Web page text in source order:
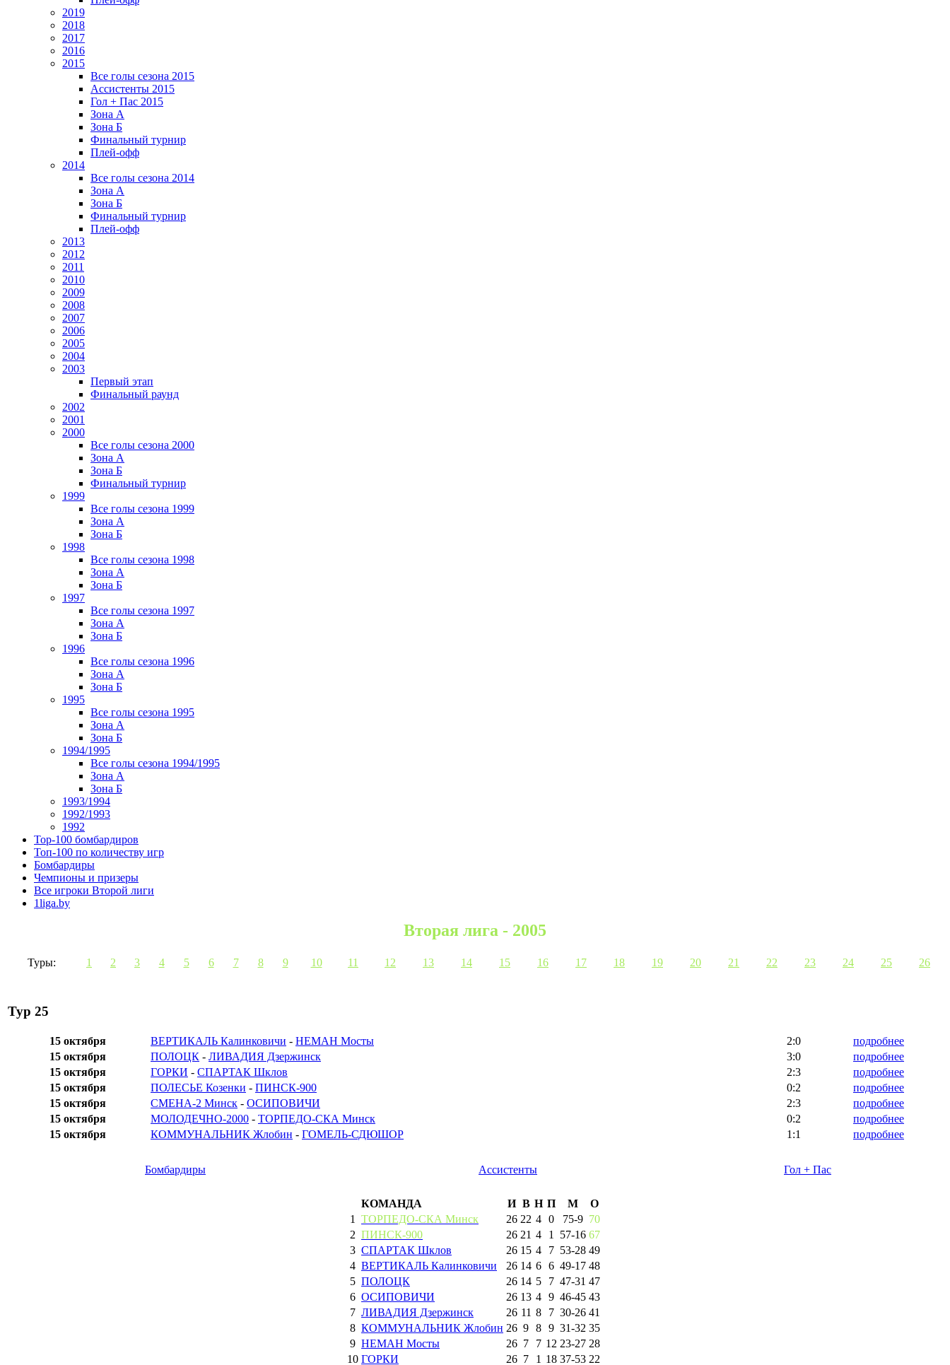
2019
2018
2017
2016
2015
Все голы сезона 2015
Ассистенты 2015
Гол + Пас 2015
Зона А
Зона Б
Финальный турнир
Плей-офф
2014
Все голы сезона 2014
Зона А
Зона Б
Финальный турнир
Плей-офф
2013
2012
2011
2010
2009
2008
2007
2006
2005
2004
2003
Первый этап
Финальный раунд
2002
2001
2000
Все голы сезона 2000
Зона А
Зона Б
Финальный турнир
1999
Все голы сезона 1999
Зона А
Зона Б
1998
Все голы сезона 1998
Зона А
Зона Б
1997
Все голы сезона 1997
Зона А
Зона Б
1996
Все голы сезона 1996
Зона А
Зона Б
1995
Все голы сезона 1995
Зона А
Зона Б
1994/1995
Все голы сезона 1994/1995
Зона А
Зона Б
1993/1994
1992/1993
1992
Top-100 бомбардиров
Топ-100 по количеству игр
Бомбардиры
Чемпионы и призеры
Все игроки Второй лиги
1liga.by
Вторая лига - 2005
Туры: 1 2 3 4 5 6 7 8 9 10 11 12 13 14 15 16 17 18 19 20 21 22 23 24 25 26
Тур 25
15 октября ВЕРТИКАЛЬ Калинковичи - НЕМАН Мосты 2:0
подробнее
15 октября
ПОЛОЦК - ЛИВАДИЯ Дзержинск 3:0
подробнее
15 октября
ГОРКИ - СПАРТАК Шклов 2:3
подробнее
15 октября
ПОЛЕСЬЕ Козенки - ПИНСК-900 0:2
подробнее
15 октября
СМЕНА-2 Минск - ОСИПОВИЧИ 2:3
подробнее
15 октября
МОЛОДЕЧНО-2000 - ТОРПЕДО-СКА Минск 0:2
подробнее
15 октября
КОММУНАЛЬНИК Жлобин - ГОМЕЛЬ-СДЮШОР 1:1 подробнее
Бомбардиры Ассистенты Гол + Пас
КОМАНДА И В Н П М
О
1
ТОРПЕДО-СКА Минск 26 22 4 0 75-9 70
2 ПИНСК-900 26 21 4 1 57-16 67
3 СПАРТАК Шклов 26 15 4 7 53-28 49
4 ВЕРТИКАЛЬ Калинковичи 26 14 6 6 49-17 48
5 ПОЛОЦК 26 14 5 7 47-31 47
6 ОСИПОВИЧИ 26 13 4 9 46-45 43
7 ЛИВАДИЯ Дзержинск 26 11 8 7 30-26 41
8 КОММУНАЛЬНИК Жлобин 26 9 8 9 31-32 35
9 НЕМАН Мосты 26 7 7 12 23-27 28
10 ГОРКИ 26 7 1 18 37-53 22